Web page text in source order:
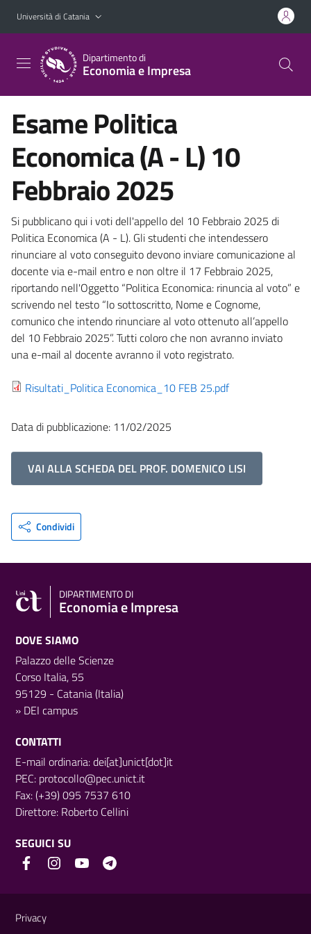
Vai al contenuto principale
Vai al menu di navigazione
Università di Catania
Dipartimento di
Economia e Impresa
Esame Politica
Economica (A - L) 10
Febbraio 2025
Si pubblicano qui i voti dell'appello del 10 Febbraio 2025 di
Politica Economica (A - L). Gli studenti che intendessero
rinunciare al voto conseguito devono inviare comunicazione al
docente via e-mail entro e non oltre il 17 Febbraio 2025,
riportando nell'Oggetto “Politica Economica: rinuncia al voto” e
scrivendo nel testo “Io sottoscritto, Nome e Cognome,
comunico che intendo rinunciare al voto ottenuto all’appello
del 10 Febbraio 2025”. Tutti coloro che non avranno inviato
una e-mail al docente avranno il voto registrato.
Risultati_Politica Economica_10 FEB 25.pdf
Data di pubblicazione: 11/02/2025
VAI ALLA SCHEDA DEL PROF. DOMENICO LISI
Condividi
DIPARTIMENTO DI
Economia e Impresa
DOVE SIAMO
Palazzo delle Scienze
Corso Italia, 55
95129 - Catania (Italia)
» DEI campus
CONTATTI
E-mail ordinaria: dei[at]unict[dot]it
PEC: protocollo@pec.unict.it
Fax: (+39) 095 7537 610
Direttore: Roberto Cellini
SEGUICI SU
Privacy